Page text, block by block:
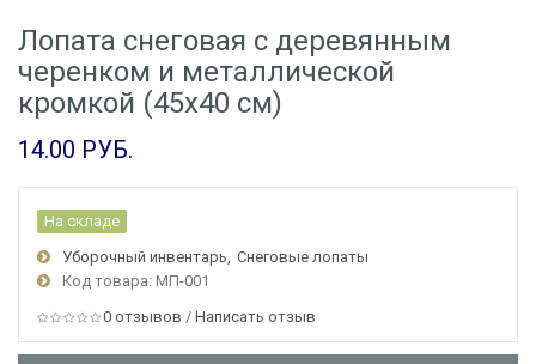
Лопата снеговая с деревянным
черенком и металлической
кромкой (45x40 см)
14.00 РУБ.
На складе
Уборочный инвентарь Снеговые лопаты
Код товара: МП-001
0 отзывов / Написать отзыв